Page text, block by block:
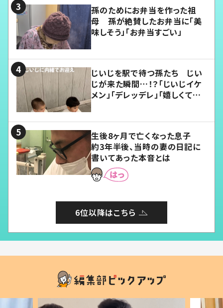
孫のためにお弁当を作った祖
母 孫が絶賛したお弁当に「美
味しそう」「お弁当すごい」
じいじを駅で待つ孫たち じい
じが来た瞬間…！？「じいじイケ
メン」「デレッデレ」「嬉しくて可
生後8ヶ月で亡くなった息子
約3年半後、当時の妻の日記に
書いてあった本音とは
6位以降はこちら